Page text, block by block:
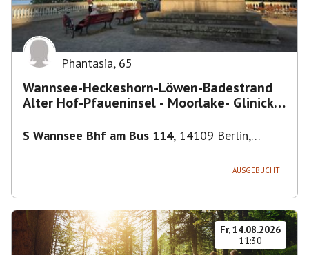
Phantasia, 65
Wannsee-Heckeshorn-Löwen-Badestrand
Alter Hof-Pfaueninsel - Moorlake- Glinicker
S Wannsee Bhf am Bus 114, 14109 Berlin,
AUSGEBUCHT
Fr, 14.08.2026
11:30